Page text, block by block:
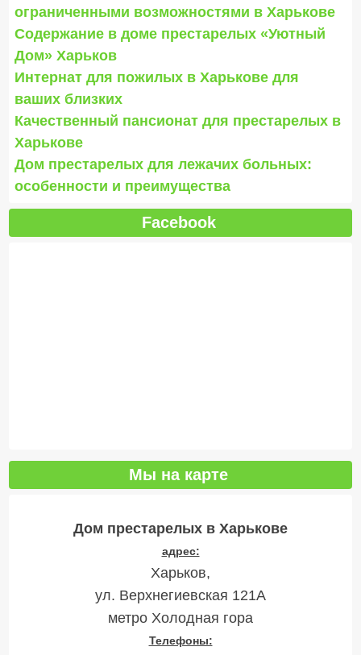
ограниченными возможностями в Харькове
Содержание в доме престарелых «Уютный
Дом» Харьков
Интернат для пожилых в Харькове для
ваших близких
Качественный пансионат для престарелых в
Харькове
Дом престарелых для лежачих больных:
особенности и преимущества
Facebook
Мы на карте
Дом престарелых в Харькове
адрес:
Харьков,
ул. Верхнегиевская 121А
метро Холодная гора
Телефоны: